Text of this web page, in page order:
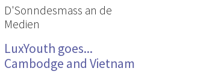
D'Sonndesmass an de
Medien
LuxYouth goes...
Cambodge and Vietnam